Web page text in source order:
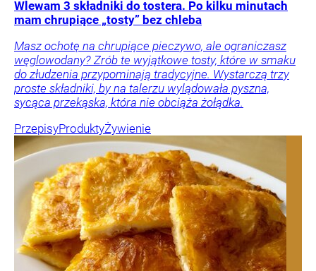
Wlewam 3 składniki do tostera. Po kilku minutach
mam chrupiące „tosty” bez chleba
Masz ochotę na chrupiące pieczywo, ale ograniczasz
węglowodany? Zrób te wyjątkowe tosty, które w smaku
do złudzenia przypominają tradycyjne. Wystarczą trzy
proste składniki, by na talerzu wylądowała pyszna,
sycąca przekąska, która nie obciąża żołądka.
PrzepisyProduktyŻywienie